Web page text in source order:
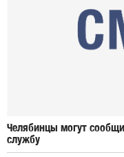
Челябинцы могут
службу